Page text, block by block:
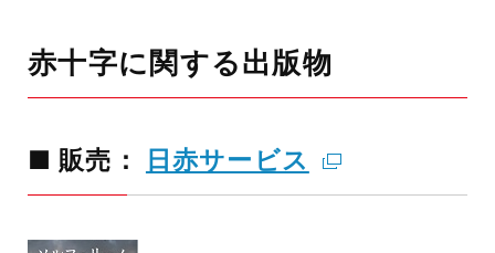
赤十字に関する出版物
■ 販売： 日赤サービス